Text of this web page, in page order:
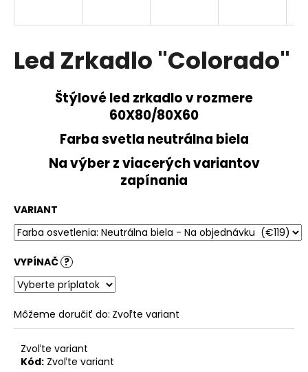
Led Zrkadlo "Colorado"
Štýlové led zrkadlo v rozmere
60X80/80X60
Farba svetla neutrálna biela
Na výber z viacerých variantov
zapínania
VARIANT
VYPÍNAČ ?
Môžeme doručiť do: Zvoľte variant
Zvoľte variant
Kód: Zvoľte variant
s
ť
HĽADAŤ